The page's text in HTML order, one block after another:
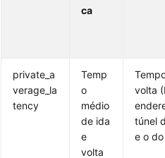
ca
private_a
verage_la
tency
Temp
o
médio
de ida
e
volta
volta
túnel
e o